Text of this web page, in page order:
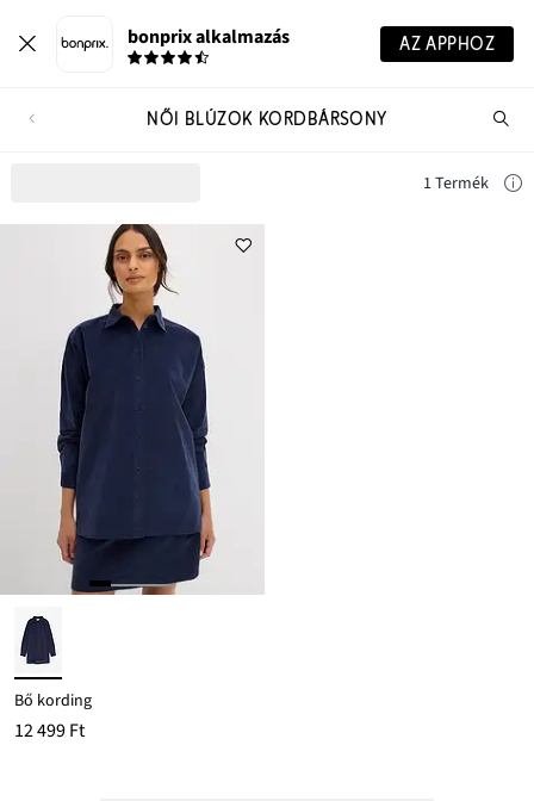
bonprix alkalmazás AZ APPHOZ
NŐI BLÚZOK KORDBÁRSONY
1 Termék
Bő kording
12 499 Ft